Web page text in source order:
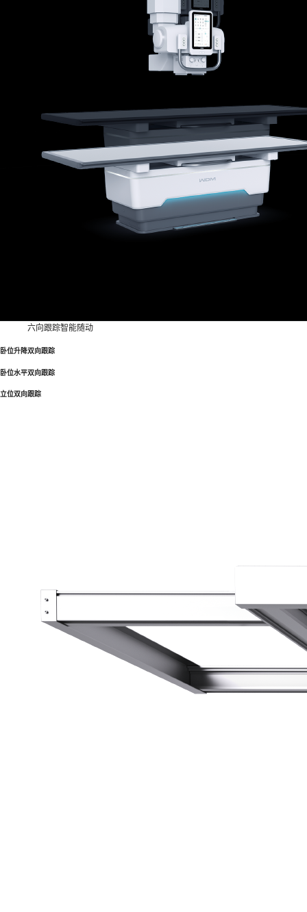
六向跟踪智能随动
卧位升降双向跟踪
卧位水平双向跟踪
立位双向跟踪